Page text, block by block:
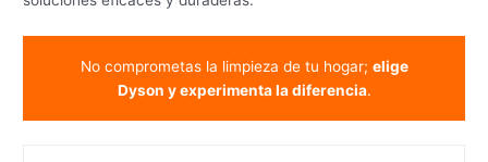
No comprometas la limpieza de tu hogar; elige
Dyson y experimenta la diferencia.